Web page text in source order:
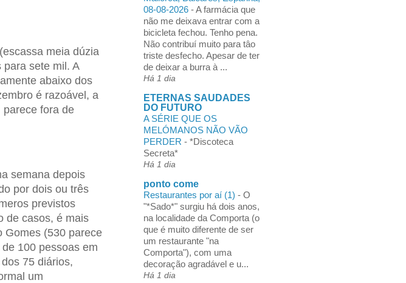
meia dúzia
sete mil. A
abaixo dos
é razoável, a
parece fora de
semana depois
por dois ou três
previstos
de casos, é mais
Gomes (530 parece
100 pessoas em
75 diários,
um
08-08-2026 -A farmácia que
não me deixava entrar com a
bicicleta fechou. Tenho pena.
Não contribuí muito para tâo
triste desfecho. Apesar de ter
de deixar a burra à ...
Há 1 dia
ETERNAS SAUDADES
DO FUTURO
A SÉRIE QUE OS
MELÓMANOS NÃO VÃO
PERDER - *Discoteca
Secreta*
Há 1 dia
ponto come
Restaurantes por aí (1) - O
"*Sado*" surgiu há dois anos,
na localidade da Comporta (o
que é muito diferente de ser
um restaurante "na
Comporta"), com uma
decoração agradável e u...
Há 1 dia